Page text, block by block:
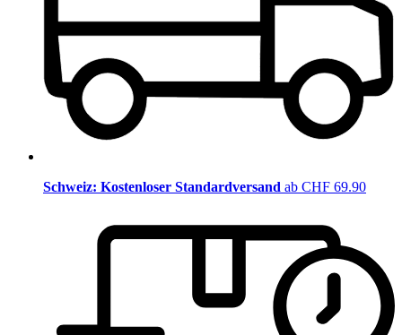
Schweiz: Kostenloser Standardversand ab CHF 69.90